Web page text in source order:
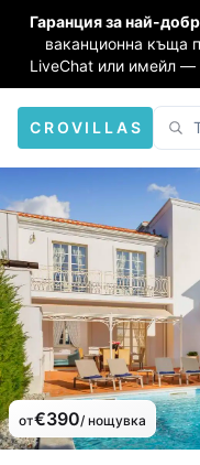
Гаранция за най-
ваканционна къща
LiveChat или имейл —
CROVILLAS
от€390/ нощувка